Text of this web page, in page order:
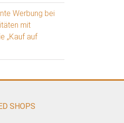
Werbung bei
mit
„Kauf auf
SHOPS